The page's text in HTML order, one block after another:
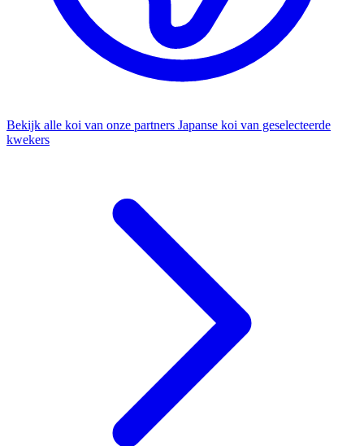
Bekijk alle koi van onze partners Japanse koi van geselecteerde
kwekers